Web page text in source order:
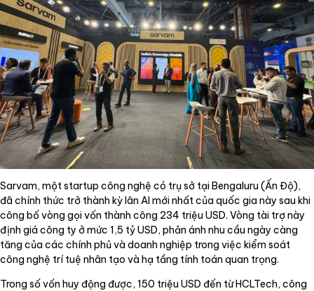
Sarvam, một startup công nghệ có trụ sở tại Bengaluru (Ấn Độ),
đã chính thức trở thành kỳ lân AI mới nhất của quốc gia này sau khi
công bố vòng gọi vốn thành công 234 triệu USD. Vòng tài trợ này
định giá công ty ở mức 1,5 tỷ USD, phản ánh nhu cầu ngày càng
tăng của các chính phủ và doanh nghiệp trong việc kiểm soát
công nghệ trí tuệ nhân tạo và hạ tầng tính toán quan trọng.
Trong số vốn huy động được, 150 triệu USD đến từ HCLTech, công